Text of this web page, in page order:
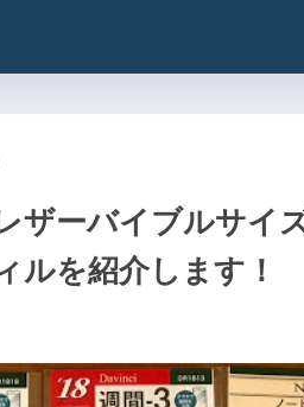
ザーバイブルサイ
ルを紹介します！